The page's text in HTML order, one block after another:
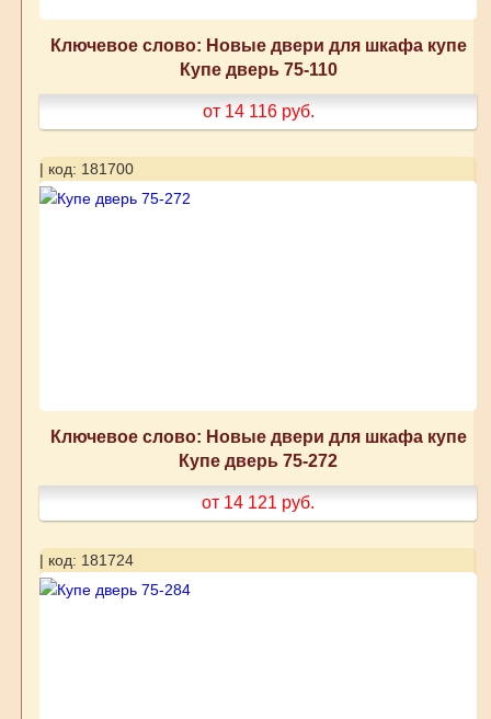
Ключевое слово: Новые двери для шкафа купе
Купе дверь 75-110
от 14 116 руб.
| код: 181700
Ключевое слово: Новые двери для шкафа купе
Купе дверь 75-272
от 14 121 руб.
| код: 181724